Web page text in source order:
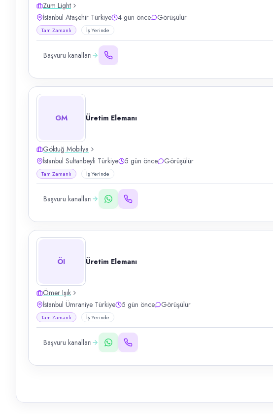
Zum Light
İstanbul Ataşehir Türkiye
4 gün önce Görüşülür
Tam Zamanlı İş Yerinde
Başvuru kanalları
GM Üretim Elemanı
Göktuğ Mobilya
İstanbul Sultanbeyli Türkiye
5 gün önce Görüşülür
Tam Zamanlı İş Yerinde
Başvuru kanalları
ÖI Üretim Elemanı
Ömer Işık
İstanbul Ümraniye Türkiye
5 gün önce Görüşülür
Tam Zamanlı İş Yerinde
Başvuru kanalları